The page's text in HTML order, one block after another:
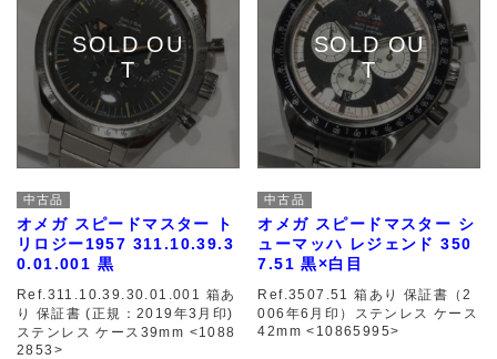
中古品
オメガ スピードマスター ト
リロジー1957 311.10.39.3
0.01.001 黒
Ref.311.10.39.30.01.001 箱あ
り 保証書 (正規：2019年3月印)
ステンレス ケース39mm <1088
2853>
中古品
オメガ スピードマスター シ
ューマッハ レジェンド 350
7.51 黒×白目
Ref.3507.51 箱あり 保証書（2
006年6月印）ステンレス ケース
42mm <10865995>